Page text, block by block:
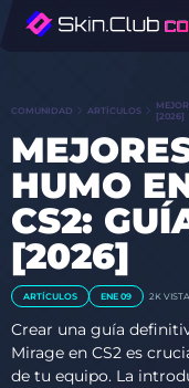
COMUNIDAD ARTÍCULOS
[2026]
HUMO
CS2:
[2026]
ARTÍCULOS ENE 09 2K
Crear una guía
Mirage en CS2 es
de tu equipo. La